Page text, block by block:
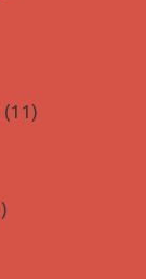
1111
51